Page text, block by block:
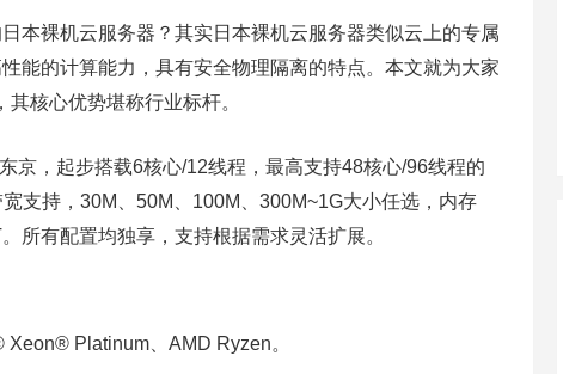
本裸机云服务器？其实日本裸机云服务器类似云上的专属
能的计算能力，具有安全物理隔离的特点。本文就为大家
其核心优势堪称行业标杆。
京，起步搭载6核心/12线程，最高支持48核心/96线程的
支持，30M、50M、100M、300M~1G大小任选，内存
所有配置均独享，支持根据需求灵活扩展。
Platinum、AMD Ryzen。